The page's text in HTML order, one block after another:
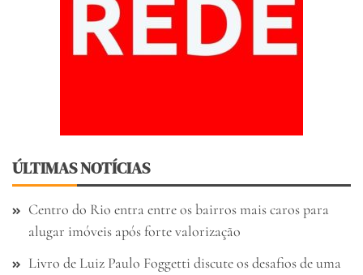
ÚLTIMAS NOTÍCIAS
Centro do Rio entra entre os bairros mais caros para
alugar imóveis após forte valorização
Livro de Luiz Paulo Foggetti discute os desafios de uma